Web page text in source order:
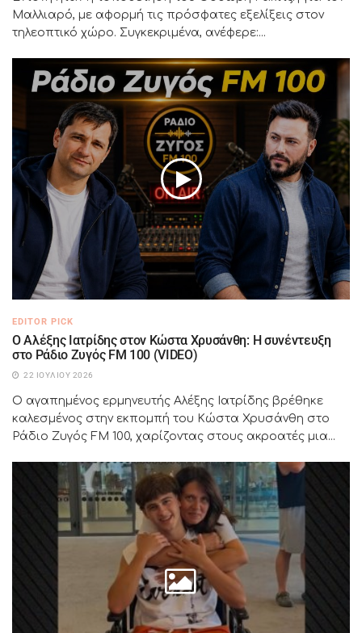
Μαλλιαρό, με αφορμή τις πρόσφατες εξελίξεις στον
τηλεοπτικό χώρο. Συγκεκριμένα, ανέφερε:...
EDITOR PICK
Ο Αλέξης Ιατρίδης στον Κώστα Χρυσάνθη: Η συνέντευξη
στο Ράδιο Ζυγός FM 100 (VIDEO)
22 ΙΟΥΛΊΟΥ 2026
Ο αγαπημένος ερμηνευτής Αλέξης Ιατρίδης βρέθηκε
καλεσμένος στην εκπομπή του Κώστα Χρυσάνθη στο
Ράδιο Ζυγός FM 100, χαρίζοντας στους ακροατές μια...